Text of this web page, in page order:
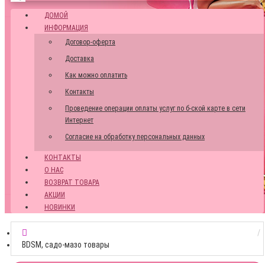
ДОМОЙ
ИНФОРМАЦИЯ
Договор-оферта
Доставка
Как можно оплатить
Контакты
Проведение операции оплаты услуг по б-ской карте в сети
Интернет
Согласие на обработку персональных данных
КОНТАКТЫ
О НАС
ВОЗВРАТ ТОВАРА
АКЦИИ
НОВИНКИ
BDSM, садо-мазо товары